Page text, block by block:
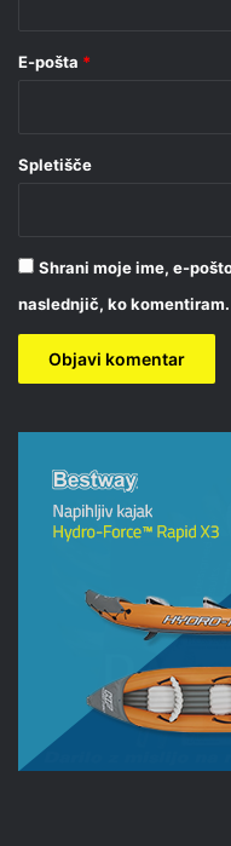
E-pošta *
Spletišče
Shrani moje ime, e-
naslednjič, ko komentiram.